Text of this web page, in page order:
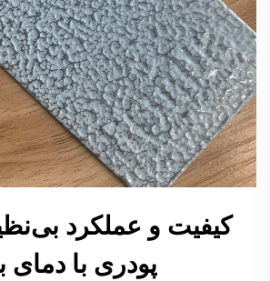
کیفیت و عملکرد
پودری با دمای